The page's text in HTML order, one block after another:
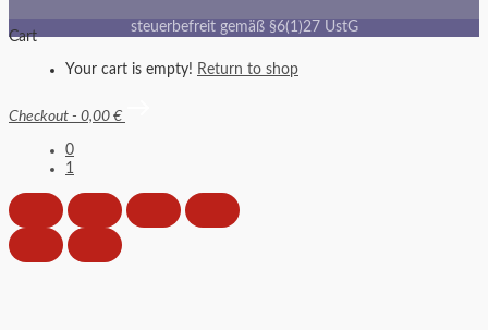
steuerbefreit gemäß §6(1)27 UstG
Cart
Your cart is empty! Return to shop
Checkout - 0,00 €
0
1